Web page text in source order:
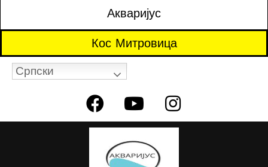
Акваријус
Кос Митровица
Српски